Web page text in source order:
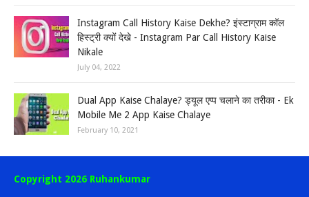
Instagram Call History Kaise Dekhe? इंस्टाग्राम कॉल
हिस्ट्री क्यों देखे - Instagram Par Call History Kaise
Nikale
July 04, 2022
Dual App Kaise Chalaye? ड्यूल एप्प चलाने का तरीका - Ek
Mobile Me 2 App Kaise Chalaye
February 10, 2021
Copyright 2026 Ruhankumar